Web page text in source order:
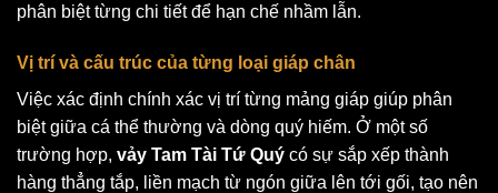
phân biệt từng chi tiết để hạn chế nhầm lẫn.
Vị trí và cấu trúc của từng loại giáp chân
Việc xác định chính xác vị trí từng mảng giáp giúp phân
biệt giữa cá thể thường và dòng quý hiếm. Ở một số
trường hợp, vảy Tam Tài Tứ Quý có sự sắp xếp thành
hàng thẳng tắp, liền mạch từ ngón giữa lên tới gối, tạo nên